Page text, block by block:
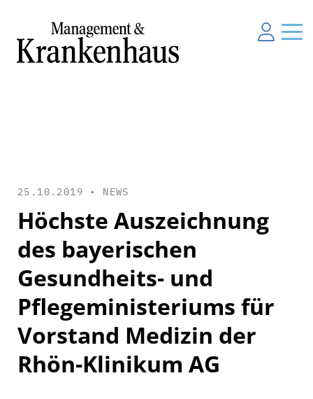
25.10.2019 • NEWS
Höchste Auszeichnung
des bayerischen
Gesundheits- und
Pflegeministeriums für
Vorstand Medizin der
Rhön-Klinikum AG